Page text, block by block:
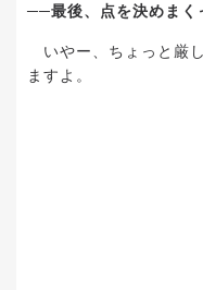
──最後、点を決めまく
いやー、ちょっと厳
ますよ。